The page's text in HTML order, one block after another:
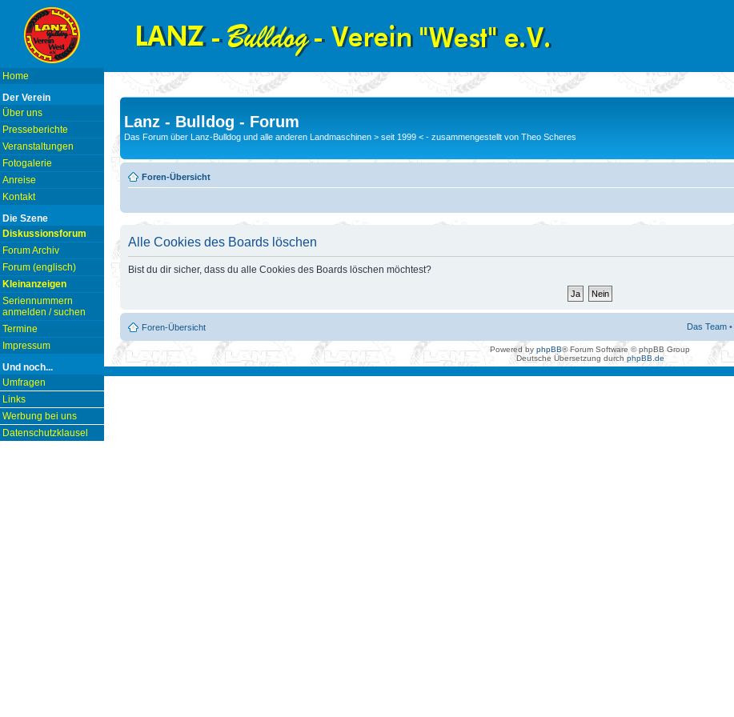
Home
Der Verein
Über uns
Presseberichte
Veranstaltungen
Fotogalerie
Anreise
Kontakt
Die Szene
Diskussionsforum
Forum Archiv
Forum (englisch)
Kleinanzeigen
Seriennummern
anmelden / suchen
Termine
Impressum
Und noch...
Umfragen
Links
Werbung bei uns
Datenschutzklausel
Lanz - Bulldog - Forum
Das Forum über Lanz-Bulldog und alle anderen Landmaschinen > seit 1999 < - zusammengestellt von Theo Scheres
Foren-Übersicht
Alle Cookies des Boards löschen
Bist du dir sicher, dass du alle Cookies des Boards löschen möchtest?
Foren-Übersicht Das Team •
Powered by phpBB® Forum Software © phpBB Group
Deutsche Übersetzung durch phpBB.de